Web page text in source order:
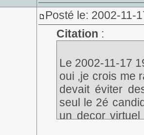
Posté le: 2002-11-
Citation :
Le 2002-11-17
oui ,je crois me
devait éviter
seul le 2é
un decor